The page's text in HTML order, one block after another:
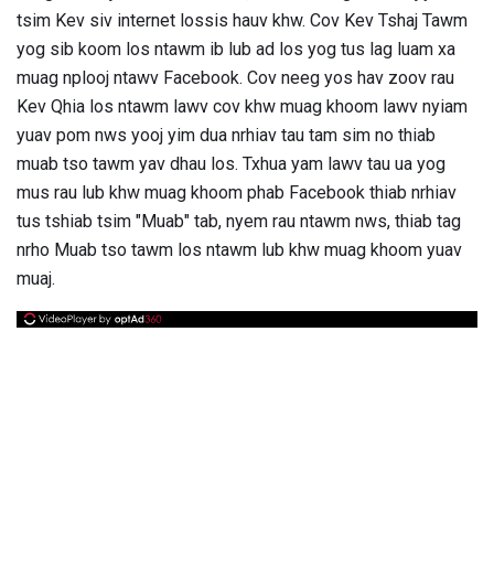
tsim Kev siv internet lossis hauv khw. Cov Kev Tshaj Tawm
yog sib koom los ntawm ib lub ad los yog tus lag luam xa
muag nplooj ntawv Facebook. Cov neeg yos hav zoov rau
Kev Qhia los ntawm lawv cov khw muag khoom lawv nyiam
yuav pom nws yooj yim dua nrhiav tau tam sim no thiab
muab tso tawm yav dhau los. Txhua yam lawv tau ua yog
mus rau lub khw muag khoom phab Facebook thiab nrhiav
tus tshiab tsim "Muab" tab, nyem rau ntawm nws, thiab tag
nrho Muab tso tawm los ntawm lub khw muag khoom yuav
muaj.